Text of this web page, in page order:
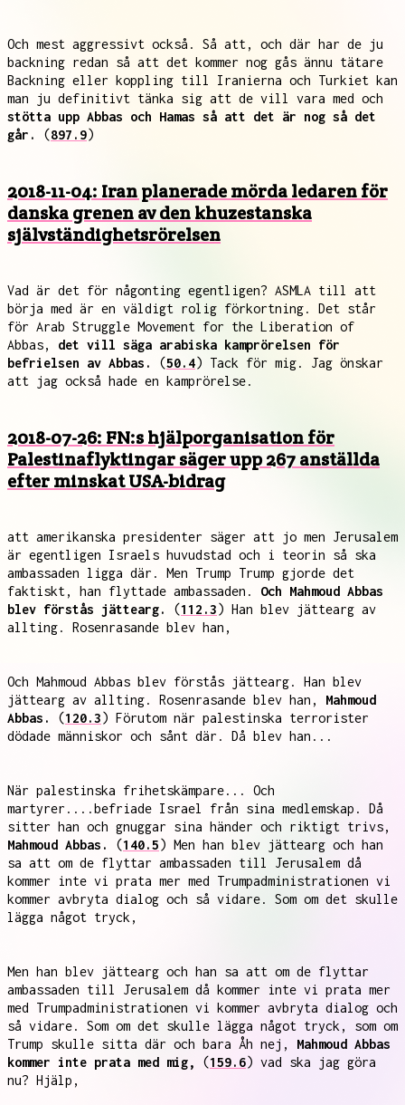
Och mest aggressivt också. Så att, och där har de ju
backning redan så att det kommer nog gås ännu tätare
Backning eller koppling till Iranierna och Turkiet kan
man ju definitivt tänka sig att de vill vara med och
stötta upp Abbas och Hamas så att det är nog så det
går.
(897.9)
2018-11-04: Iran planerade mörda ledaren för
danska grenen av den khuzestanska
självständighetsrörelsen
Vad är det för någonting egentligen? ASMLA till att
börja med är en väldigt rolig förkortning. Det står
för Arab Struggle Movement for the Liberation of
Abbas, det vill säga arabiska kamprörelsen för
befrielsen av Abbas.
(50.4) Tack för mig. Jag önskar
att jag också hade en kamprörelse.
2018-07-26: FN:s hjälporganisation för
Palestinaflyktingar säger upp 267 anställda
efter minskat USA-bidrag
att amerikanska presidenter säger att jo men Jerusalem
är egentligen Israels huvudstad och i teorin så ska
ambassaden ligga där. Men Trump Trump gjorde det
faktiskt, han flyttade ambassaden. Och Mahmoud Abbas
blev förstås jättearg.
(112.3) Han blev jättearg av
allting. Rosenrasande blev han,
Och Mahmoud Abbas blev förstås jättearg. Han blev
jättearg av allting. Rosenrasande blev han, Mahmoud
Abbas.
(120.3) Förutom när palestinska terrorister
dödade människor och sånt där. Då blev han...
När palestinska frihetskämpare... Och
martyrer....befriade Israel från sina medlemskap. Då
sitter han och gnuggar sina händer och riktigt trivs,
Mahmoud Abbas.
(140.5) Men han blev jättearg och han
sa att om de flyttar ambassaden till Jerusalem då
kommer inte vi prata mer med Trumpadministrationen vi
kommer avbryta dialog och så vidare. Som om det skulle
lägga något tryck,
Men han blev jättearg och han sa att om de flyttar
ambassaden till Jerusalem då kommer inte vi prata mer
med Trumpadministrationen vi kommer avbryta dialog och
så vidare. Som om det skulle lägga något tryck, som om
Trump skulle sitta där och bara Åh nej, Mahmoud Abbas
kommer inte prata med mig,
(159.6) vad ska jag göra
nu? Hjälp,